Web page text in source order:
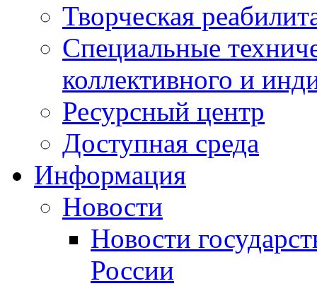
Творческая
Специальные
коллективного и
Ресурсный центр
Доступная среда
Информация
Новости
Новости
России